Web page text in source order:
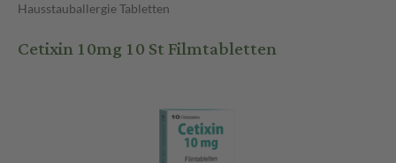
Hausstauballergie Tabletten
Cetixin 10mg 10 St Filmtabletten